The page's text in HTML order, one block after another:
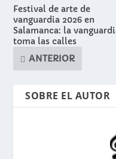
Festival de arte de
vanguardia 2026 en
Salamanca: la
toma las calles
ANTERIOR
SOBRE EL AUTOR